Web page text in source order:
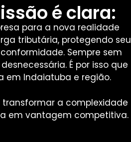
é clara:
para a nova realidade
tributária, protegendo seu
Sempre sem
É por isso que
em Indaiatuba e região.
a complexidade
em vantagem competitiva.